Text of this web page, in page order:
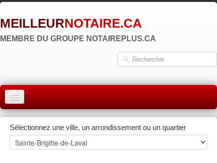
MEILLEURNOTAIRE.CA
MEMBRE DU GROUPE NOTAIREPLUS.CA
ACCUEIL
MONTRÉAL
QUÉBEC
Sélectionnez une ville, un arrondissement ou un quartier